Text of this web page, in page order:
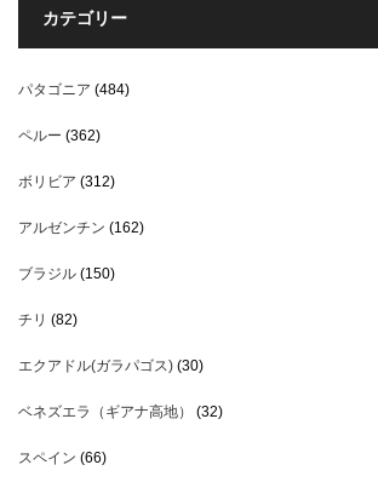
カテゴリー
パタゴニア (484)
ペルー (362)
ボリビア (312)
アルゼンチン (162)
ブラジル (150)
チリ (82)
エクアドル(ガラパゴス) (30)
ベネズエラ（ギアナ高地） (32)
スペイン (66)